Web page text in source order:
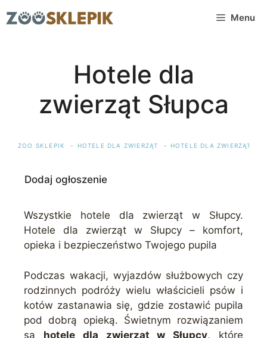
do
Menu
Hotele dla
zwierząt Słupca
ZOO SKLEPIK HOTELE DLA ZWIERZĄT HOTELE DLA ZWIERZĄT
Dodaj ogłoszenie
Wszystkie hotele dla zwierząt w Słupcy.
Hotele dla zwierząt w Słupcy – komfort,
opieka i bezpieczeństwo Twojego pupila
Podczas wakacji, wyjazdów służbowych czy
rodzinnych podróży wielu właścicieli psów i
kotów zastanawia się, gdzie zostawić pupila
pod dobrą opieką. Świetnym rozwiązaniem
są hotele dla zwierząt w Słupcy, które